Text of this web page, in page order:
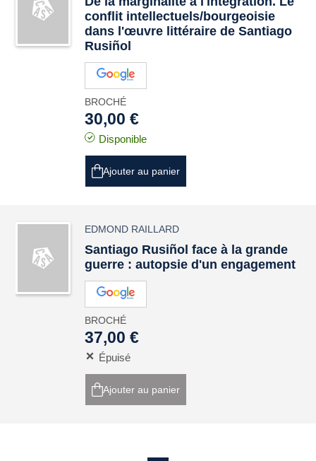
conflit intellectuels/bourgeoisie
dans l'œuvre littéraire de Santiago
Rusiñol
BROCHÉ
30,00 €
Disponible
Ajouter au panier
EDMOND RAILLARD
Santiago Rusiñol face à la grande
guerre : autopsie d'un engagement
BROCHÉ
37,00 €
Épuisé
Ajouter au panier